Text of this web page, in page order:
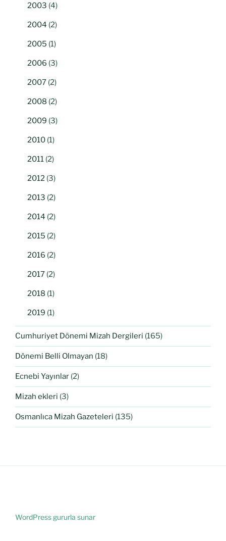
2003 (4)
2004 (2)
2005 (1)
2006 (3)
2007 (2)
2008 (2)
2009 (3)
2010 (1)
2011 (2)
2012 (3)
2013 (2)
2014 (2)
2015 (2)
2016 (2)
2017 (2)
2018 (1)
2019 (1)
Cumhuriyet Dönemi Mizah Dergileri (165)
Dönemi Belli Olmayan (18)
Ecnebi Yayınlar (2)
Mizah ekleri (3)
Osmanlıca Mizah Gazeteleri (135)
WordPress gururla sunar